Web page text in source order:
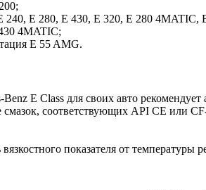
240, E 280, E 430, E 320, E 280 4MATIC,
4MATIC;
E 55 AMG.
Benz E Class для своих авто
смазок, соответствующих API CE или
показателя от температуры